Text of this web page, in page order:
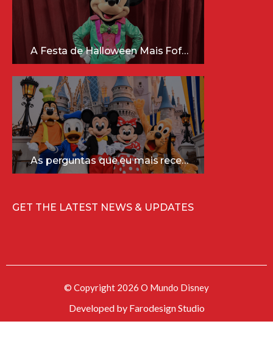
A Festa de Halloween Mais Fofa da Disney Está Chegando!
As perguntas que eu mais recebo sobre a Disney (e as respostas mais sinceras!)
GET THE LATEST NEWS & UPDATES
© Copyright 2026 O Mundo Disney
Developed by Farodesign Studio